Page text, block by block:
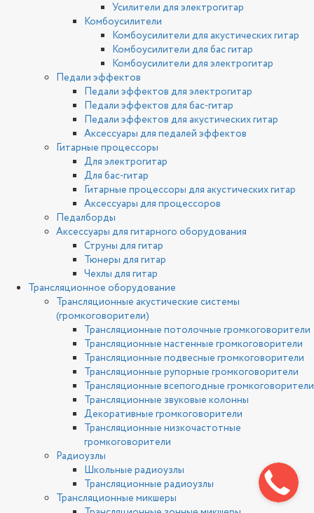
Усилители для электрогитар
Комбоусилители
Комбоусилители для акустических гитар
Комбоусилители для бас гитар
Комбоусилители для электрогитар
Педали эффектов
Педали эффектов для электрогитар
Педали эффектов для бас-гитар
Педали эффектов для акустических гитар
Аксессуары для педалей эффектов
Гитарные процессоры
Для электрогитар
Для бас-гитар
Гитарные процессоры для акустических гитар
Аксессуары для процессоров
Педалборды
Аксессуары для гитарного оборудования
Струны для гитар
Тюнеры для гитар
Чехлы для гитар
Трансляционное оборудование
Трансляционные акустические системы
(громкоговорители)
Трансляционные потолочные громкоговорители
Трансляционные настенные громкоговорители
Трансляционные подвесные громкоговорители
Трансляционные рупорные громкоговорители
Трансляционные всепогодные громкоговорители
Трансляционные звуковые колонны
Декоративные громкоговорители
Трансляционные низкочастотные
громкоговорители
Радиоузлы
Школьные радиоузлы
Трансляционные радиоузлы
Трансляционные микшеры